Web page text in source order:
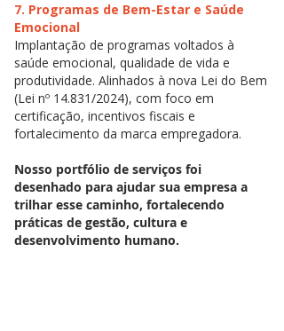
7. Programas de Bem-Estar e Saúde
Emocional
Implantação de programas voltados à
saúde emocional, qualidade de vida e
produtividade. Alinhados à nova Lei do Bem
(Lei nº 14.831/2024), com foco em
certificação, incentivos fiscais e
fortalecimento da marca empregadora.
Nosso portfólio de serviços foi
desenhado para ajudar sua empresa a
trilhar esse caminho, fortalecendo
práticas de gestão, cultura e
desenvolvimento humano.